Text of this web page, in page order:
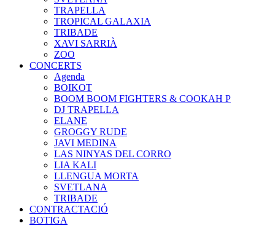
TRAPELLA
TROPICAL GALAXIA
TRIBADE
XAVI SARRIÀ
ZOO
CONCERTS
Agenda
BOIKOT
BOOM BOOM FIGHTERS & COOKAH P
DJ TRAPELLA
ELANE
GROGGY RUDE
JAVI MEDINA
LAS NINYAS DEL CORRO
LIA KALI
LLENGUA MORTA
SVETLANA
TRIBADE
CONTRACTACIÓ
BOTIGA